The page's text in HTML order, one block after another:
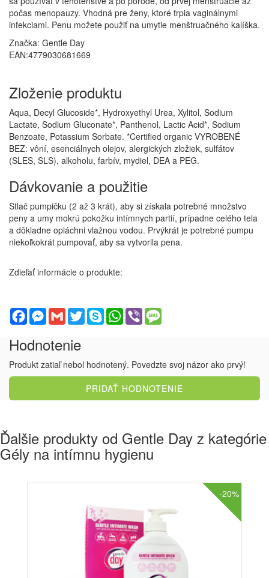
počas menopauzy. Vhodná pre ženy, ktoré trpia vaginálnymi
infekciami. Penu možete použiť na umytie menštruačného kalíška.
Značka: Gentle Day
EAN:4779030681669
Zloženie produktu
Aqua, Decyl Glucoside*, Hydroxyethyl Urea, Xylitol, Sodium
Lactate, Sodium Gluconate*, Panthenol, Lactic Acid*, Sodium
Benzoate, Potassium Sorbate. *Certified organic VYROBENÉ
BEZ: vôní, esenciálnych olejov, alergických zložiek, sulfátov
(SLES, SLS), alkoholu, farbív, mydiel, DEA a PEG.
Dávkovanie a použitie
Stlač pumpičku (2 až 3 krát), aby si získala potrebné množstvo
peny a umy mokrú pokožku intímnych partií, prípadne celého tela
a dôkladne opláchni vlažnou vodou. Prvýkrát je potrebné pumpu
niekoľkokrát pumpovať, aby sa vytvorila pena.
Zdieľať informácie o produkte:
FacebookMessenger
GmailTwitterSkypeWhatsApp
Viber
Hodnotenie
Produkt zatiaľ nebol hodnotený. Povedzte svoj názor ako prvý!
PRIDAŤ HODNOTENIE
Ďalšie produkty od Gentle Day z kategórie
Gély na intímnu hygienu
-20%